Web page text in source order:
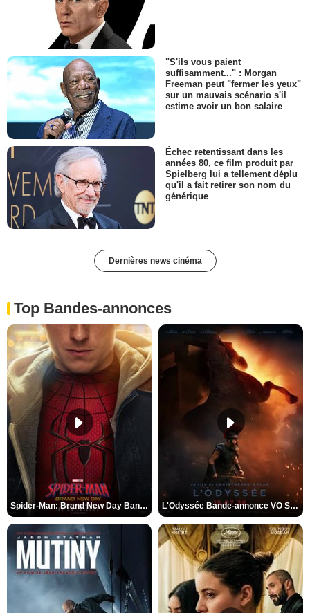
"S'ils vous paient
suffisamment..." : Morgan
Freeman peut "fermer les yeux"
sur un mauvais scénario s'il
estime avoir un bon salaire
Échec retentissant dans les
années 80, ce film produit par
Spielberg lui a tellement déplu
qu'il a fait retirer son nom du
générique
Dernières news cinéma
Top Bandes-annonces
Spider-Man: Brand New Day Bande-annonce VO STFR L'Odyssée Bande-annonce VO STFR